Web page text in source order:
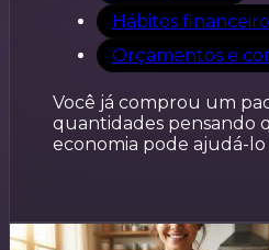
Hábitos
Orçamentos e
Você já comprou um
quantidades pensando
economia pode ajudá-lo